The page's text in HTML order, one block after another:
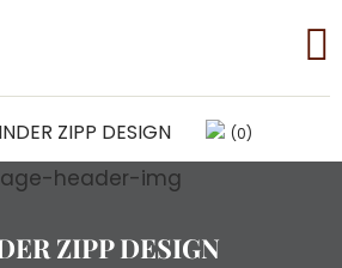
(0)
ZIPP DESIGN